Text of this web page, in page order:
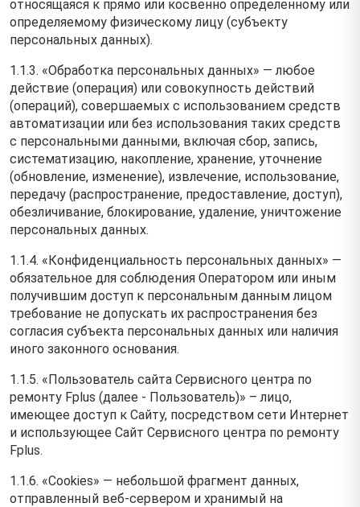
относящаяся к прямо или косвенно определенному или
определяемому физическому лицу (субъекту
персональных данных).
1.1.3. «Обработка персональных данных» — любое
действие (операция) или совокупность действий
(операций), совершаемых с использованием средств
автоматизации или без использования таких средств
с персональными данными, включая сбор, запись,
систематизацию, накопление, хранение, уточнение
(обновление, изменение), извлечение, использование,
передачу (распространение, предоставление, доступ),
обезличивание, блокирование, удаление, уничтожение
персональных данных.
1.1.4. «Конфиденциальность персональных данных» —
обязательное для соблюдения Оператором или иным
получившим доступ к персональным данным лицом
требование не допускать их распространения без
согласия субъекта персональных данных или наличия
иного законного основания.
1.1.5. «Пользователь сайта Сервисного центра по
ремонту Fplus (далее ‑ Пользователь)» – лицо,
имеющее доступ к Сайту, посредством сети Интернет
и использующее Сайт Сервисного центра по ремонту
Fplus.
1.1.6. «Cookies» — небольшой фрагмент данных,
отправленный веб-сервером и хранимый на